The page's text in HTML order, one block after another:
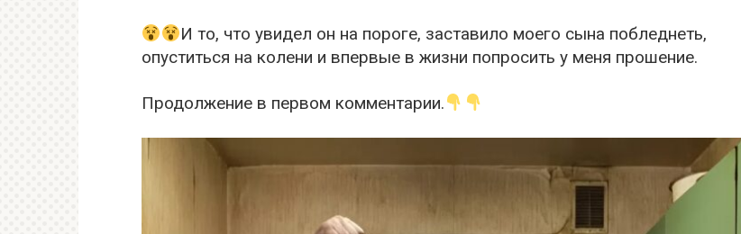
И то, что увидел он на пороге, заставило моего сына побледнеть,
опуститься на колени и впервые в жизни попросить у меня прошение.
Продолжение в первом комментарии.